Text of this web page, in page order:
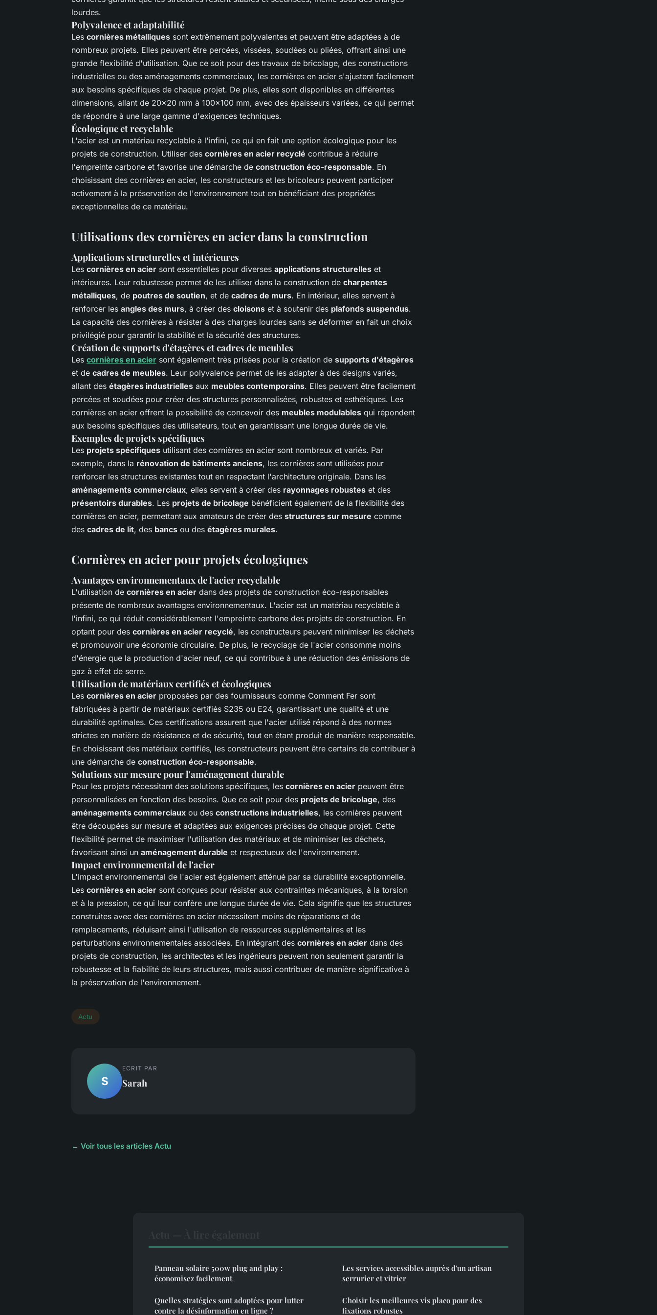
lourdes.
Polyvalence et adaptabilité
Les cornières métalliques sont extrêmement polyvalentes et peuvent être adaptées à de
nombreux projets. Elles peuvent être percées, vissées, soudées ou pliées, offrant ainsi une
grande flexibilité d'utilisation. Que ce soit pour des travaux de bricolage, des constructions
industrielles ou des aménagements commerciaux, les cornières en acier s'ajustent facilement
aux besoins spécifiques de chaque projet. De plus, elles sont disponibles en différentes
dimensions, allant de 20x20 mm à 100x100 mm, avec des épaisseurs variées, ce qui permet
de répondre à une large gamme d'exigences techniques.
Écologique et recyclable
L'acier est un matériau recyclable à l'infini, ce qui en fait une option écologique pour les
projets de construction. Utiliser des cornières en acier recyclé contribue à réduire
l'empreinte carbone et favorise une démarche de construction éco-responsable. En
choisissant des cornières en acier, les constructeurs et les bricoleurs peuvent participer
activement à la préservation de l'environnement tout en bénéficiant des propriétés
exceptionnelles de ce matériau.
Utilisations des cornières en acier dans la construction
Applications structurelles et intérieures
Les cornières en acier sont essentielles pour diverses applications structurelles et
intérieures. Leur robustesse permet de les utiliser dans la construction de charpentes
métalliques, de poutres de soutien, et de cadres de murs. En intérieur, elles servent à
renforcer les angles des murs, à créer des cloisons et à soutenir des plafonds suspendus.
La capacité des cornières à résister à des charges lourdes sans se déformer en fait un choix
privilégié pour garantir la stabilité et la sécurité des structures.
Création de supports d'étagères et cadres de meubles
Les cornières en acier sont également très prisées pour la création de supports d'étagères
et de cadres de meubles. Leur polyvalence permet de les adapter à des designs variés,
allant des étagères industrielles aux meubles contemporains. Elles peuvent être facilement
percées et soudées pour créer des structures personnalisées, robustes et esthétiques. Les
cornières en acier offrent la possibilité de concevoir des meubles modulables qui répondent
aux besoins spécifiques des utilisateurs, tout en garantissant une longue durée de vie.
Exemples de projets spécifiques
Les projets spécifiques utilisant des cornières en acier sont nombreux et variés. Par
exemple, dans la rénovation de bâtiments anciens, les cornières sont utilisées pour
renforcer les structures existantes tout en respectant l'architecture originale. Dans les
aménagements commerciaux, elles servent à créer des rayonnages robustes et des
présentoirs durables. Les projets de bricolage bénéficient également de la flexibilité des
cornières en acier, permettant aux amateurs de créer des structures sur mesure comme
des cadres de lit, des bancs ou des étagères murales.
Cornières en acier pour projets écologiques
Avantages environnementaux de l'acier recyclable
L'utilisation de cornières en acier dans des projets de construction éco-responsables
présente de nombreux avantages environnementaux. L'acier est un matériau recyclable à
l'infini, ce qui réduit considérablement l'empreinte carbone des projets de construction. En
optant pour des cornières en acier recyclé, les constructeurs peuvent minimiser les déchets
et promouvoir une économie circulaire. De plus, le recyclage de l'acier consomme moins
d'énergie que la production d'acier neuf, ce qui contribue à une réduction des émissions de
gaz à effet de serre.
Utilisation de matériaux certifiés et écologiques
Les cornières en acier proposées par des fournisseurs comme Comment Fer sont
fabriquées à partir de matériaux certifiés S235 ou E24, garantissant une qualité et une
durabilité optimales. Ces certifications assurent que l'acier utilisé répond à des normes
strictes en matière de résistance et de sécurité, tout en étant produit de manière responsable.
En choisissant des matériaux certifiés, les constructeurs peuvent être certains de contribuer à
une démarche de construction éco-responsable.
Solutions sur mesure pour l'aménagement durable
Pour les projets nécessitant des solutions spécifiques, les cornières en acier peuvent être
personnalisées en fonction des besoins. Que ce soit pour des projets de bricolage, des
aménagements commerciaux ou des constructions industrielles, les cornières peuvent
être découpées sur mesure et adaptées aux exigences précises de chaque projet. Cette
flexibilité permet de maximiser l'utilisation des matériaux et de minimiser les déchets,
favorisant ainsi un aménagement durable et respectueux de l'environnement.
Impact environnemental de l'acier
L'impact environnemental de l'acier est également atténué par sa durabilité exceptionnelle.
Les cornières en acier sont conçues pour résister aux contraintes mécaniques, à la torsion
et à la pression, ce qui leur confère une longue durée de vie. Cela signifie que les structures
construites avec des cornières en acier nécessitent moins de réparations et de
remplacements, réduisant ainsi l'utilisation de ressources supplémentaires et les
perturbations environnementales associées. En intégrant des cornières en acier dans des
projets de construction, les architectes et les ingénieurs peuvent non seulement garantir la
robustesse et la fiabilité de leurs structures, mais aussi contribuer de manière significative à
la préservation de l'environnement.
Actu
S
ECRIT PAR
Sarah
← Voir tous les articles Actu
Panneau solaire 500w plug and play :
économisez facilement
Quelles stratégies sont adoptées pour lutter
contre la désinformation en ligne ?
Les services accessibles auprès d'un artisan
serrurier et vitrier
Choisir les meilleures vis placo pour des
fixations robustes